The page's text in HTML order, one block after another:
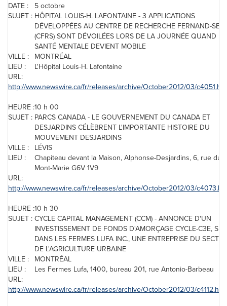
DATE :
5 octobre
SUJET : HÔPITAL LOUIS-H. LAFONTAINE - 3 APPLICATIONS
DÉVELOPPÉES AU CENTRE DE RECHERCHE FERNAND-
(CFRS) SONT DÉVOILÉES LORS DE LA JOURNÉE QUAND LA
SANTÉ MENTALE DEVIENT MOBILE
VILLE : MONTRÉAL
LIEU :
L'Hôpital Louis-H. Lafontaine
URL:
http://www.newswire.ca/fr/releases/archive/October2012/03/
HEURE :10 h 00
SUJET : PARCSCANADA- LE GOUVERNEMENT DU CANADA ET
DESJARDINS CÉLÈBRENT L'IMPORTANTE HISTOIRE DU
MOUVEMENT DESJARDINS
VILLE : LÉVIS
LIEU :
Chapiteau devant la Maison, Alphonse-Desjardins, 6, rue du
Mont-Marie G6V 1V9
URL:
http://www.newswire.ca/fr/releases/archive/October2012/03/
HEURE :10 h 30
SUJET :CYCLE CAPITAL MANAGEMENT (CCM) - ANNONCE D'UN
INVESTISSEMENT DE FONDS D'AMORÇAGE CYCLE-C3E,
DANS LES FERMES LUFA INC., UNE ENTREPRISE DU
DE L'AGRICULTURE URBAINE
VILLE : MONTRÉAL
LIEU :
Les Fermes Lufa, 1400, bureau 201, rue Antonio-Barbeau
URL:
http://www.newswire.ca/fr/releases/archive/October2012/03/